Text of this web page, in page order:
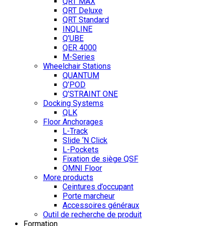
QRT Deluxe
QRT Standard
INQLINE
Q’UBE
QER 4000
M-Series
Wheelchair Stations
QUANTUM
Q’POD
Q’STRAINT ONE
Docking Systems
QLK
Floor Anchorages
L-Track
Slide ‘N Click
L-Pockets
Fixation de siège QSF
OMNI Floor
More products
Ceintures d’occupant
Porte marcheur
Accessoires généraux
Outil de recherche de produit
Formation